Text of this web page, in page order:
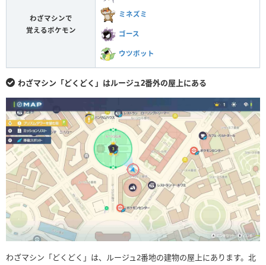
わざマシンで
覚えるポケモン
ミネズミ
ゴース
ウツボット
わざマシン「どくどく」はルージュ2番外の屋上にある
わざマシン「どくどく」は、ルージュ2番地の建物の屋上にあります。北